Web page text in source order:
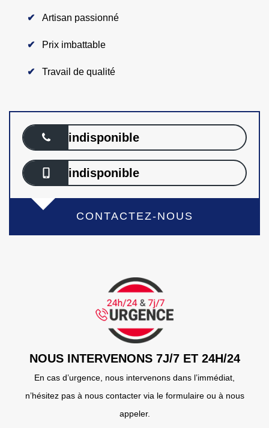
Artisan passionné
Prix imbattable
Travail de qualité
indisponible
indisponible
CONTACTEZ-NOUS
NOUS INTERVENONS 7J/7 ET 24H/24
En cas d’urgence, nous intervenons dans l’immédiat,
n’hésitez pas à nous contacter via le formulaire ou à nous
appeler.